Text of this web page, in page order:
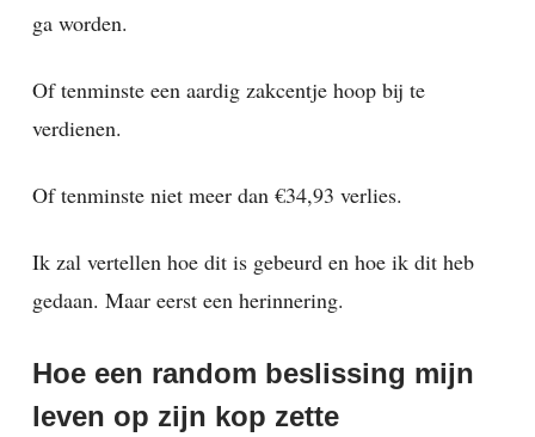
ga worden.
Of tenminste een aardig zakcentje hoop bij te
verdienen.
Of tenminste niet meer dan €34,93 verlies.
Ik zal vertellen hoe dit is gebeurd en hoe ik dit heb
gedaan. Maar eerst een herinnering.
Hoe een random beslissing mijn
leven op zijn kop zette